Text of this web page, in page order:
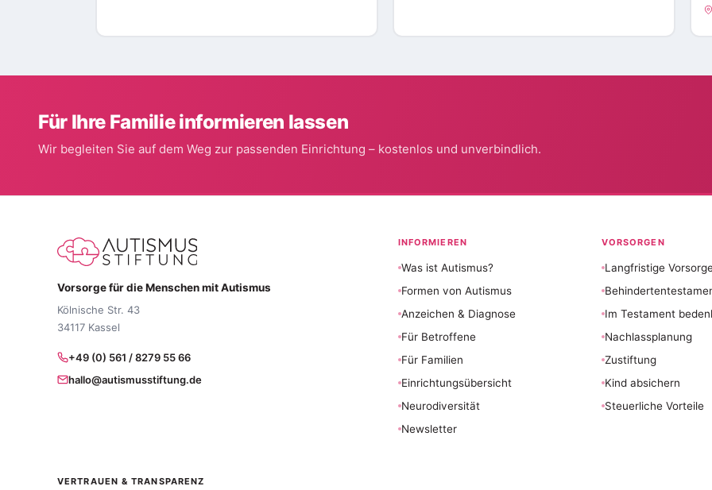
Für Ihre Familie informieren lassen
Wir begleiten Sie auf dem Weg zur passenden Einrichtung – kostenlos und unverbindlich.
Vorsorge für die Menschen mit Autismus
Kölnische Str. 43
34117 Kassel
+49 (0) 561 / 8279 55 66
hallo@autismusstiftung.de
INFORMIEREN
Was ist Autismus?
Formen von Autismus
Anzeichen & Diagnose
Für Betroffene
Für Familien
Einrichtungsübersicht
Neurodiversität
Newsletter
VORSORGEN
Langfristige
Im Testament
Nachlassplanung
Zustiftung
Kind absichern
Steuerliche Vorteile
VERTRAUEN & TRANSPARENZ